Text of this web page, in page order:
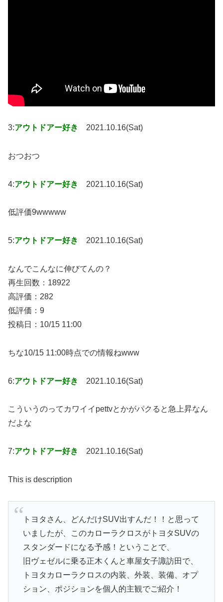
3:アウトドアー好き 2021.10.16(Sat)
おつおつ
4:アウトドアー好き 2021.10.16(Sat)
低評価9wwwww
5:アウトドアー好き 2021.10.16(Sat)
なんでこんなに伸びてんの？
再生回数：18922
高評価：282
低評価：9
投稿日：10/15 11:00
ちな10/15 11:00時点での情報ねwww
6:アウトドアー好き 2021.10.16(Sat)
こういうのってカワイイpettvとかがパクると急上昇なん
だよな
7:アウトドアー好き 2021.10.16(Sat)
This is description
トヨタさん、どんだけSUV出すんだ！！と思って
いましたが、このカローラクロスがトヨタSUVの
スタンダードになる予感！ということで、
旧ヴェゼルに乗る正木くんと車屋女子諏訪田で、
トヨタカローラクロスの内装、外装、装備、オプ
ション、ポジションを個人的主観でご紹介！